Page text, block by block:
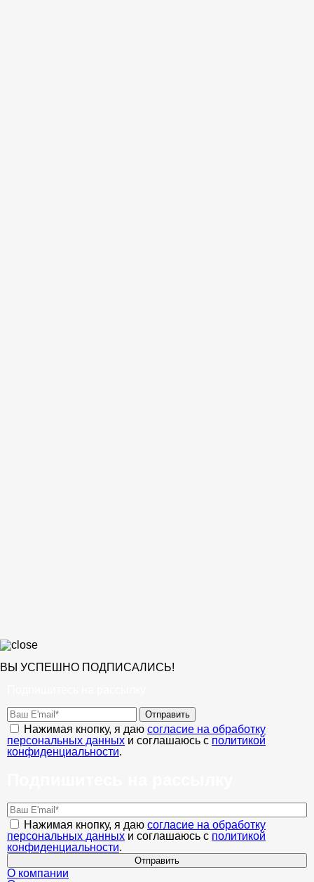
ВЫ УСПЕШНО ПОДПИСАЛИСЬ!
Отправить
Нажимая кнопку, я даю согласие на обработку
персональных данных и соглашаюсь с политикой
конфиденциальности.
Нажимая кнопку, я даю согласие на обработку
персональных данных и соглашаюсь с политикой
конфиденциальности.
Отправить
О компании